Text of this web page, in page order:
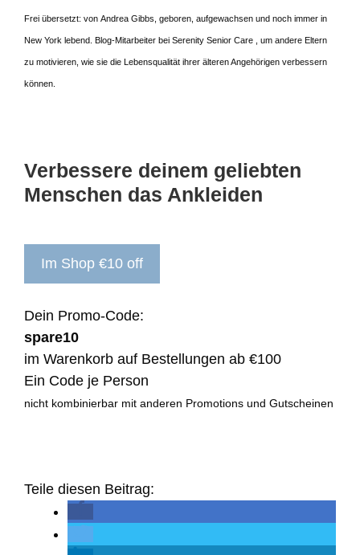
Frei übersetzt: von Andrea Gibbs, geboren, aufgewachsen und noch immer in
New York lebend. Blog-Mitarbeiter bei Serenity Senior Care , um andere Eltern
zu motivieren, wie sie die Lebensqualität ihrer älteren Angehörigen verbessern
können.
Verbessere deinem geliebten
Menschen das Ankleiden
Im Shop €10 off
Dein Promo-Code:
spare10
im Warenkorb auf Bestellungen ab €100
Ein Code je Person
nicht kombinierbar mit anderen Promotions und Gutscheinen
Teile diesen Beitrag: